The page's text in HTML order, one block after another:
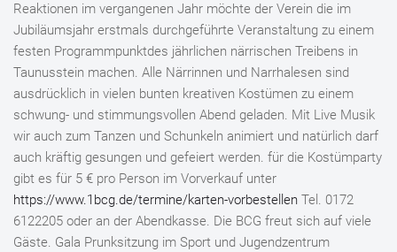
Reaktionen im vergangenen Jahr möchte der Verein die im
Jubiläumsjahr erstmals durchgeführte Veranstaltung zu einem
festen Programmpunktdes jährlichen närrischen Treibens in
Taunusstein machen. Alle Närrinnen und Narrhalesen sind
ausdrücklich in vielen bunten kreativen Kostümen zu einem
schwung- und stimmungsvollen Abend geladen. Mit Live Musik
wir auch zum Tanzen und Schunkeln animiert und natürlich darf
auch kräftig gesungen und gefeiert werden. für die Kostümparty
gibt es für 5 € pro Person im Vorverkauf unter
https://www.1bcg.de/termine/karten-vorbestellen Tel. 0172
6122205 oder an der Abendkasse. Die BCG freut sich auf viele
Gäste. Gala Prunksitzung im Sport und Jugendzentrum